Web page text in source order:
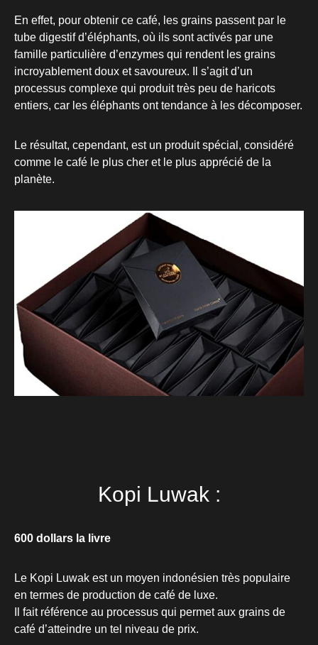
En effet, pour obtenir ce café, les grains passent par le
tube digestif d’éléphants, où ils sont activés par une
famille particulière d’enzymes qui rendent les grains
incroyablement doux et savoureux. Il s’agit d’un
processus complexe qui produit très peu de haricots
entiers, car les éléphants ont tendance à les décomposer.
Le résultat, cependant, est un produit spécial, considéré
comme le café le plus cher et le plus apprécié de la
planète.
Kopi Luwak :
600 dollars la livre
Le Kopi Luwak est un moyen indonésien très populaire
en termes de production de café de luxe.
Il fait référence au processus qui permet aux grains de
café d’atteindre un tel niveau de prix.